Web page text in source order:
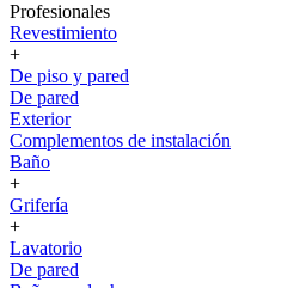
Profesionales
Revestimiento
+
De piso y pared
De pared
Exterior
Complementos de instalación
Baño
+
Grifería
+
Lavatorio
De pared